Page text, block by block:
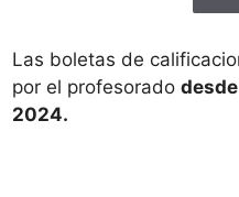
Las boletas de
por el profesorado desde
2024.